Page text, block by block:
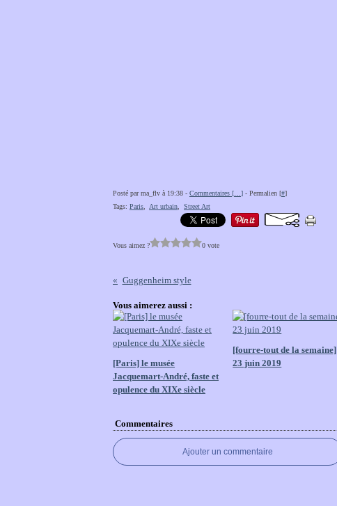
Posté par ma_flv à 19:38 - Commentaires [ ] - Permalien [#]
Tags: Paris Art urbain Street Art
Vous aimez ? 0 vote
Guggenheim style
Vous aimerez aussi :
[Paris] le musée
Jacquemart-André, faste et
opulence du XIXe siècle
[fourre-tout de la semaine]
23 juin 2019
Commentaires
Ajouter un commentaire